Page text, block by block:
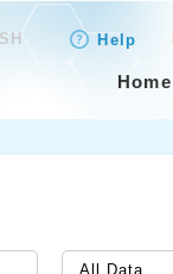
Help
Home